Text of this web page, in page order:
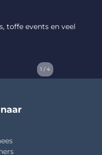
toffe events en veel
1 / 4